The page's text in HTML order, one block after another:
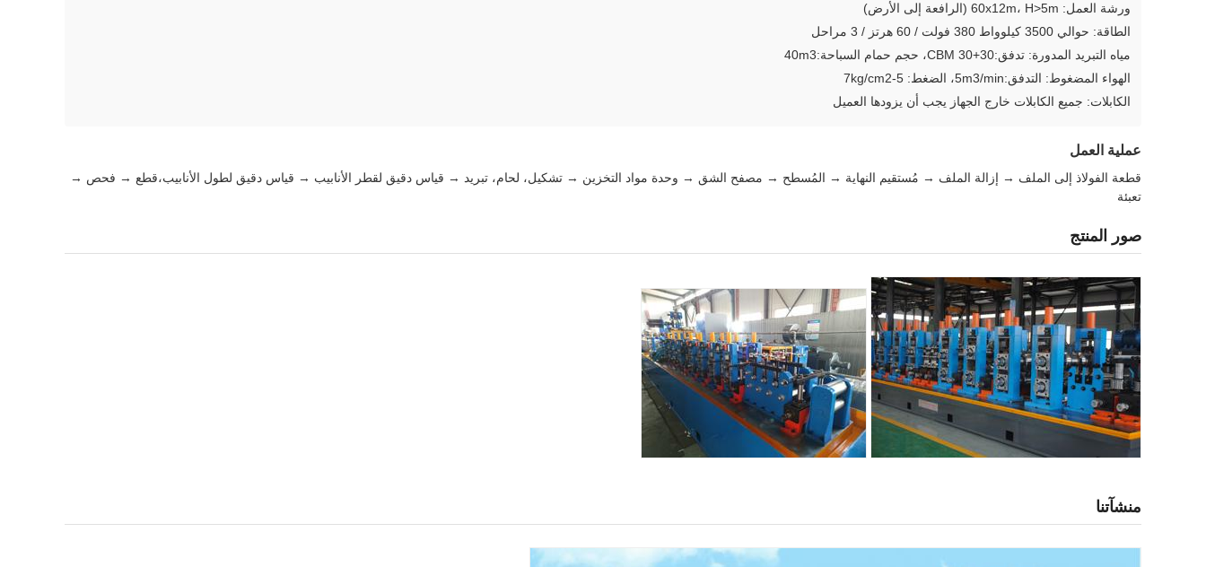
ورشة العمل: 60x12m، H>5m (الرافعة إلى الأرض)
الطاقة: حوالي 3500 كيلوواط 380 فولت / 60 هرتز / 3 مراحل
مياه التبريد المدورة: تدفق:30+30 CBM، حجم حمام السباحة:40m3
الهواء المضغوط: التدفق:5m3/min، الضغط: 5-7kg/cm2
الكابلات: جميع الكابلات خارج الجهاز يجب أن يزودها العميل
عملية العمل
قطعة الفولاذ إلى الملف → إزالة الملف → مُستقيم النهاية → المُسطح → مصفح الشق → وحدة مواد التخزين → تشكيل، لحام، تبريد → قياس دقيق لقطر الأنابيب → قياس دقيق لطول الأنابيب،قطع → فحص →
تعبئة
صور المنتج
منشآتنا